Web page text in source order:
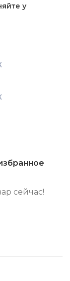
у
сейчас!